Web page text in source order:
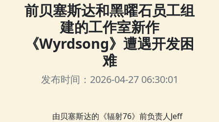
前贝塞斯达和黑曜石员工组
建的工作室新作
《Wyrdsong》遭遇开发困
难
发布时间：2026-04-27 06:30:01
由贝塞斯达的《辐射76》前负责人Jeff